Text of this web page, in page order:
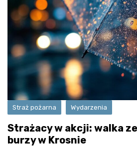
Straż pożarna Wydarzenia
Strażacy w akcji: walka
burzy w Krosnie